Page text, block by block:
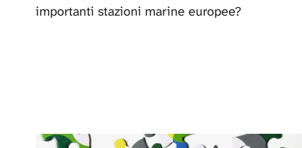
importanti stazioni marine europee?